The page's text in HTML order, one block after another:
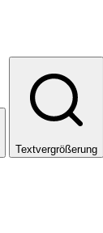
Textvergrößerung